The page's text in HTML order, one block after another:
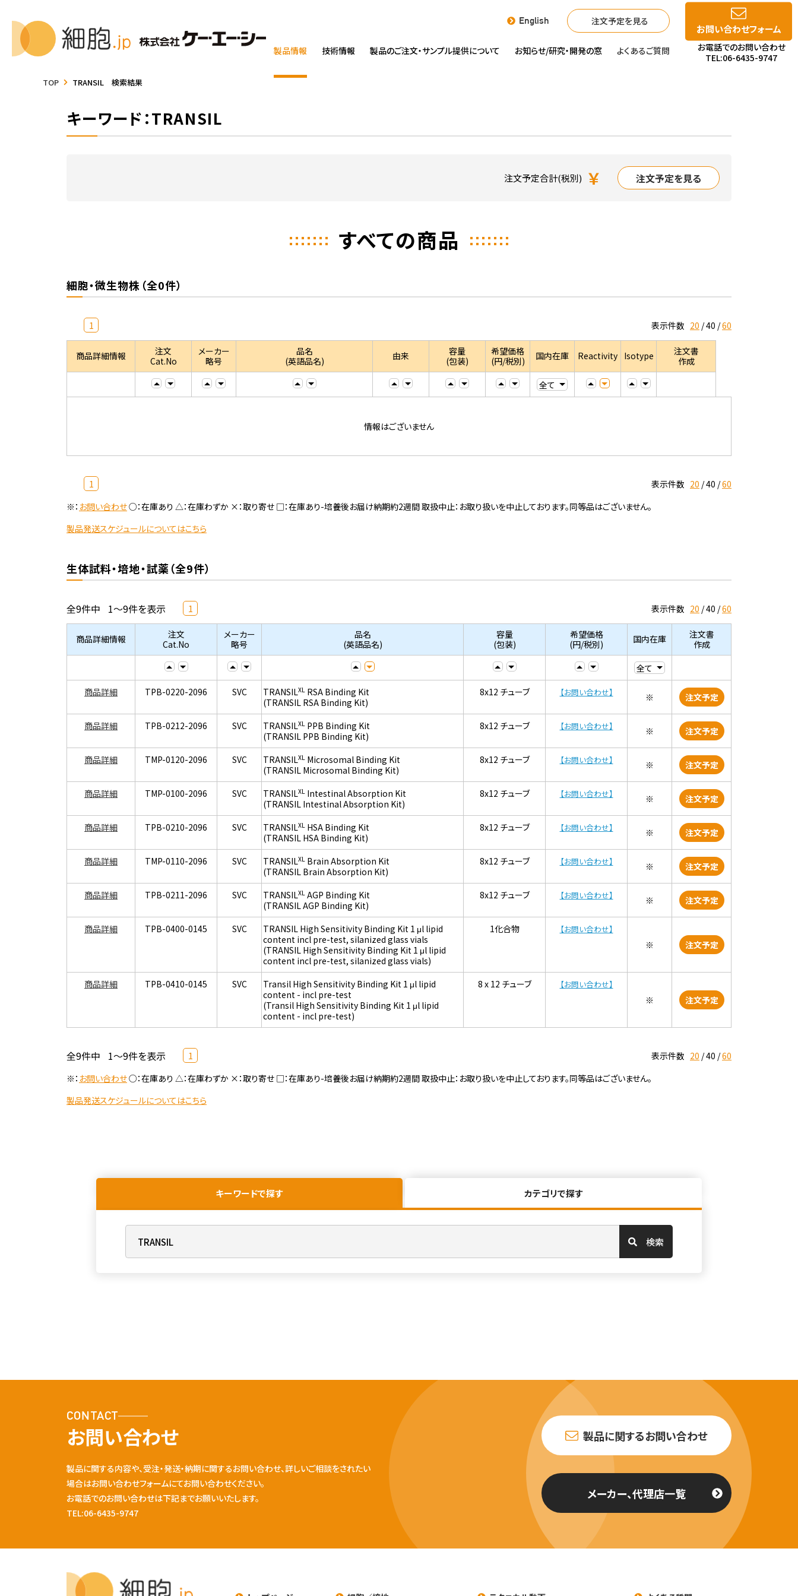
English 注文予定を見る
製品情報 技術情報 製品のご注文・サンプル提供について お知らせ/研究・開発の窓 よくあるご質問
お問い合わせフォーム
お電話でのお問い合わせ
TEL:06-6435-9747
TOP TRANSIL 検索結果
キーワード：TRANSIL
注文予定合計(税別) ￥ 注文予定を見る
すべての商品
細胞・微生物株（全0件）
1 表示件数 20 40 60
商品詳細情報
注文
Cat.No
メーカー
略号
品名
(英語品名)
由来
容量
(包装)
希望価格
(円/税別)
国内在庫 Reactivity Isotype
注文書
作成
情報はございません
1 表示件数 20 40 60
※： お問い合わせ○：在庫あり △：在庫わずか ×：取り寄せ □：在庫あり-培養後お届け納期約2週間 取扱中止：お取り扱いを中止しております。同等品はございません。
製品発送スケジュールについてはこちら
生体試料・培地・試薬（全9件）
全9件中 1～9件を表示 1 表示件数 20 40 60
商品詳細情報
注文
Cat.No
メーカー
略号
品名
(英語品名)
容量
(包装)
希望価格
(円/税別)
国内在庫
注文書
作成
商品詳細 TPB-0220-2096 SVC TRANSILXL RSA Binding Kit
(TRANSIL RSA Binding Kit)
8x12 チューブ 【お問い合わせ】 ※ 注文予定
商品詳細 TPB-0212-2096 SVC TRANSILXL PPB Binding Kit
(TRANSIL PPB Binding Kit)
8x12 チューブ 【お問い合わせ】 ※ 注文予定
商品詳細 TMP-0120-2096 SVC TRANSILXL Microsomal Binding Kit
(TRANSIL Microsomal Binding Kit)
8x12 チューブ 【お問い合わせ】 ※ 注文予定
商品詳細 TMP-0100-2096 SVC TRANSILXL Intestinal Absorption Kit
(TRANSIL Intestinal Absorption Kit)
8x12 チューブ 【お問い合わせ】 ※ 注文予定
商品詳細 TPB-0210-2096 SVC TRANSILXL HSA Binding Kit
(TRANSIL HSA Binding Kit)
8x12 チューブ 【お問い合わせ】 ※ 注文予定
商品詳細 TMP-0110-2096 SVC TRANSILXL Brain Absorption Kit
(TRANSIL Brain Absorption Kit)
8x12 チューブ 【お問い合わせ】 ※ 注文予定
商品詳細 TPB-0211-2096 SVC TRANSILXL AGP Binding Kit
(TRANSIL AGP Binding Kit)
8x12 チューブ 【お問い合わせ】 ※ 注文予定
商品詳細 TPB-0400-0145 SVC
TRANSIL High Sensitivity Binding Kit 1 μl lipid
content incl pre-test, silanized glass vials
(TRANSIL High Sensitivity Binding Kit 1 μl lipid
content incl pre-test, silanized glass vials)
1化合物 【お問い合わせ】
※ 注文予定
商品詳細 TPB-0410-0145 SVC
Transil High Sensitivity Binding Kit 1 μl lipid
content - incl pre-test
(Transil High Sensitivity Binding Kit 1 μl lipid
content - incl pre-test)
8 x 12 チューブ 【お問い合わせ】
※ 注文予定
全9件中 1～9件を表示 1 表示件数 20 40 60
※： お問い合わせ○：在庫あり △：在庫わずか ×：取り寄せ □：在庫あり-培養後お届け納期約2週間 取扱中止：お取り扱いを中止しております。同等品はございません。
製品発送スケジュールについてはこちら
キーワードで探す カテゴリで探す
検索
CONTACT
お問い合わせ
製品に関する内容や、受注・発送・納期に関するお問い合わせ、詳しいご相談をされたい
場合はお問い合わせフォームにてお問い合わせください。
お電話でのお問い合わせは下記までお願いいたします。
TEL:06-6435-9747
製品に関するお問い合わせ
メーカー、代理店一覧